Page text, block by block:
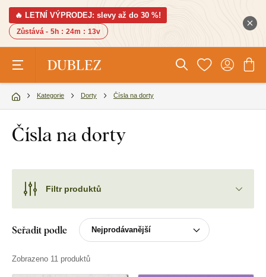
🔥 LETNÍ VÝPRODEJ: slevy až do 30 %!
Zůstává - 5h : 24m : 13v
Kategorie Dorty Čísla na dorty
Čísla na dorty
Filtr produktů
Seřadit podle
Zobrazeno 11 produktů